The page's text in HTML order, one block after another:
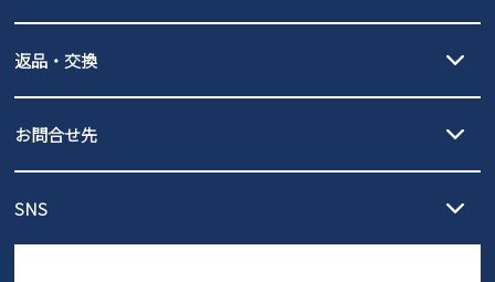
北海道・本州・四国・九州…550円
3,980円（税込）以上お買い上げで送料無料
発送日・送料詳細については
ご利用ください。
全国一律…220円（税込）
発送日・送料詳細についてはご利用ガイドを
ご利用ください。
返品・交換
の片道無料サービスを実施中！
ントとしても安心してご利用いただけるよう、サイズ交換の受付期
お問合せ先
営業時間：11時～17時
SNS